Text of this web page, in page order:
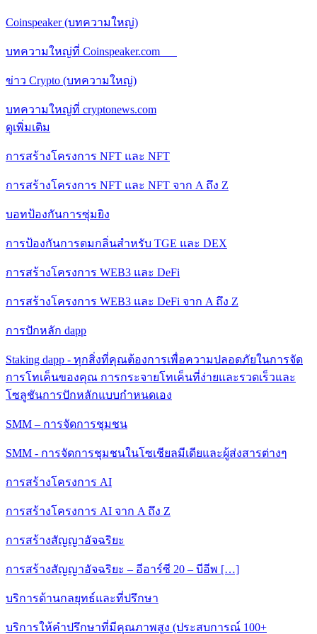
Coinspeaker (บทความใหญ่)
บทความใหญ่ที่ Coinspeaker.com
ข่าว Crypto (บทความใหญ่)
บทความใหญ่ที่ cryptonews.com
ดูเพิ่มเติม
การสร้างโครงการ NFT และ NFT
การสร้างโครงการ NFT และ NFT จาก A ถึง Z
บอทป้องกันการซุ่มยิง
การป้องกันการดมกลิ่นสําหรับ TGE และ DEX
การสร้างโครงการ WEB3 และ DeFi
การสร้างโครงการ WEB3 และ DeFi จาก A ถึง Z
การปักหลัก dapp
Staking dapp - ทุกสิ่งที่คุณต้องการเพื่อความปลอดภัยในการจัด
การโทเค็นของคุณ การกระจายโทเค็นที่ง่ายและรวดเร็วและ
โซลูชันการปักหลักแบบกําหนดเอง
SMM – การจัดการชุมชน
SMM - การจัดการชุมชนในโซเชียลมีเดียและผู้ส่งสารต่างๆ
การสร้างโครงการ AI
การสร้างโครงการ AI จาก A ถึง Z
การสร้างสัญญาอัจฉริยะ
การสร้างสัญญาอัจฉริยะ – อีอาร์ซี 20 – บีอีพ […]
บริการด้านกลยุทธ์และที่ปรึกษา
บริการให้คําปรึกษาที่มีคุณภาพสูง (ประสบการณ์ 100+